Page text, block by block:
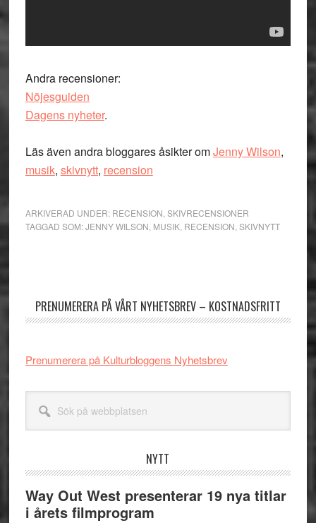
Andra recensioner:
Nöjesguiden
Dagens nyheter.
Läs även andra bloggares åsikter omJenny Wilson,
musik, skivnytt, recension
ARKIVERAD UNDER: RECENSION SKIVRECENSIONER
TAGGAD SOM:JENNY WILSON MUSIK, RECENSION SKIVNYTT
PRENUMERERA PÅ VÅRT NYHETSBREV – KOSTNADSFRITT
Prenumerera på Kulturbloggens Nyhetsbrev
webbplatsen
NYTT
Way Out West presenterar 19 nya titlar
i årets filmprogram